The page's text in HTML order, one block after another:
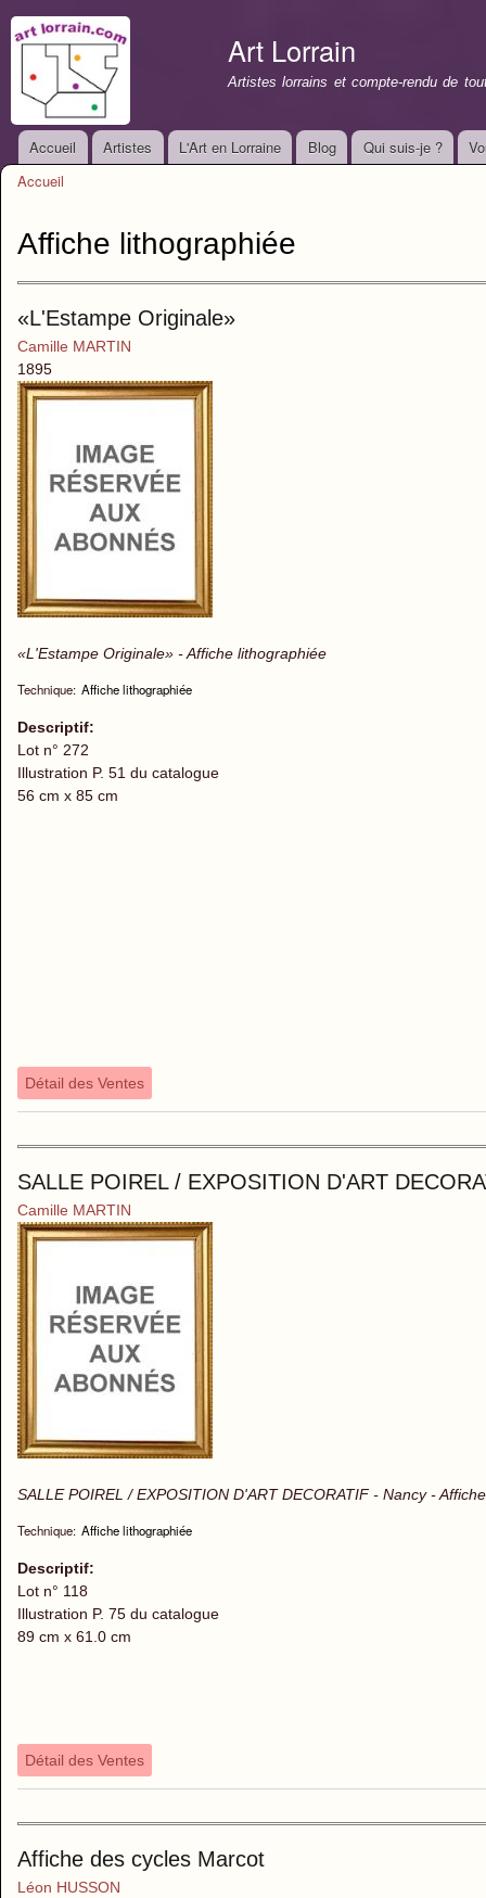
Art Lorrain
Artistes lorrains et compte-rendu de
Menu principal
Accueil Artistes L'Art en Lorraine Blog Qui suis-je ?
Accueil
Affiche lithographiée
«L'Estampe Originale»
Camille MARTIN
1895
«L'Estampe Originale» - Affiche lithographiée
Technique: Affiche lithographiée
Descriptif:
Lot n° 272
Illustration P. 51 du catalogue
56 cm x 85 cm
Détail des Ventes
SALLE POIREL / EXPOSITION D'ART
Camille MARTIN
SALLE POIREL / EXPOSITION D'ART DECORATIF - Nancy -
Technique: Affiche lithographiée
Descriptif:
Lot n° 118
Illustration P. 75 du catalogue
89 cm x 61.0 cm
Détail des Ventes
Affiche des cycles Marcot
Léon HUSSON